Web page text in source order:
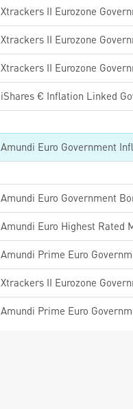
iShares € Inflation Linked
Amundi Euro Government
Amundi Prime Euro
Xtrackers II Eurozone
Amundi Prime Euro